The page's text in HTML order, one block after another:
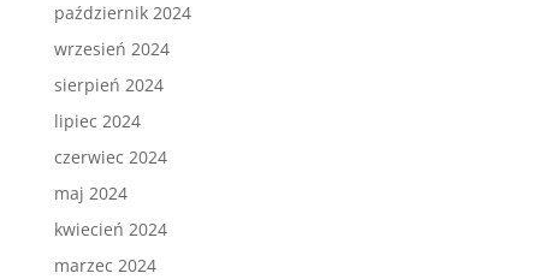
październik 2024
wrzesień 2024
sierpień 2024
lipiec 2024
czerwiec 2024
maj 2024
kwiecień 2024
marzec 2024